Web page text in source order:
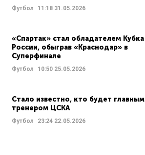
Футбол 11:18 31.05.2026
«Спартак» стал обладателем Кубка
России, обыграв «Краснодар» в
Суперфинале
Футбол 10:50 25.05.2026
Стало известно, кто будет главным
тренером ЦСКА
Футбол 23:24 22.05.2026